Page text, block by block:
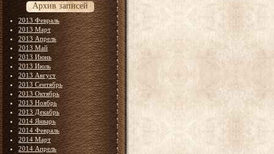
Архив записей
2013 Февраль
2013 Март
2013 Апрель
2013 Май
2013 Июнь
2013 Июль
2013 Август
2013 Сентябрь
2013 Октябрь
2013 Ноябрь
2013 Декабрь
2014 Январь
2014 Февраль
2014 Март
2014 Апрель